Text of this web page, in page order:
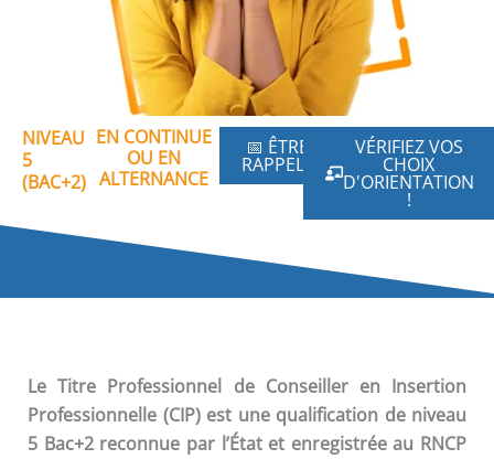
NIVEAU
5
(BAC+2)
EN CONTINUE
OU EN
ALTERNANCE
📅 ÊTRE
RAPPELÉ
VÉRIFIEZ VOS
CHOIX
D'ORIENTATION
!
Le Titre Professionnel de Conseiller en Insertion
Professionnelle (CIP) est une qualification de niveau
5 Bac+2 reconnue par l’État et enregistrée au RNCP